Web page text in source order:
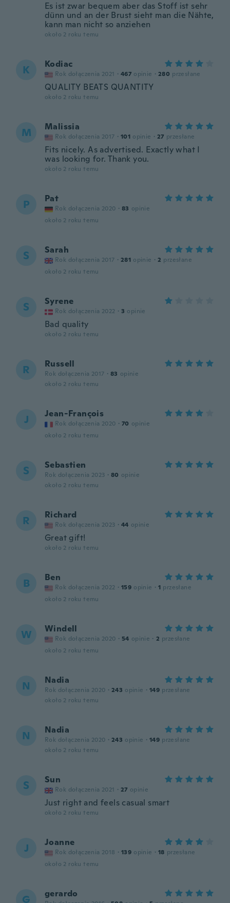
Es ist zwar bequem aber das Stoff ist sehr
dünn und an der Brust sieht man die Nähte,
kann man nicht so anziehen
około 2 roku temu
K Kodiac
Rok dołączenia 2021 · 467 opinie · 280 przesłane
QUALITY BEATS QUANTITY
około 2 roku temu
M Malissia
Rok dołączenia 2017 · 101 opinie · 27 przesłane
Fits nicely. As advertised. Exactly what I
was looking for. Thank you.
około 2 roku temu
P Pat
Rok dołączenia 2020 · 83 opinie
około 2 roku temu
S Sarah
Rok dołączenia 2017 · 281 opinie · 2 przesłane
około 2 roku temu
S Syrene
Rok dołączenia 2022 · 3 opinie
Bad quality
około 2 roku temu
R Russell
Rok dołączenia 2017 · 83 opinie
około 2 roku temu
J Jean-François
Rok dołączenia 2020 · 70 opinie
około 2 roku temu
S Sebastien
Rok dołączenia 2023 · 80 opinie
około 2 roku temu
R Richard
Rok dołączenia 2023 · 44 opinie
Great gift!
około 2 roku temu
B Ben
Rok dołączenia 2022 · 159 opinie · 1 przesłane
około 2 roku temu
W Windell
Rok dołączenia 2020 · 54 opinie · 2 przesłane
około 2 roku temu
N Nadia
Rok dołączenia 2020 · 243 opinie · 149 przesłane
około 2 roku temu
N Nadia
Rok dołączenia 2020 · 243 opinie · 149 przesłane
około 2 roku temu
S Sun
Rok dołączenia 2021 · 27 opinie
Just right and feels casual smart
około 2 roku temu
J Joanne
Rok dołączenia 2018 · 139 opinie · 18 przesłane
około 2 roku temu
G gerardo